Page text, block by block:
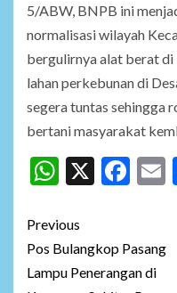
5/ABW, BNPB ini
normalisasi wilayah
bergulirnya alat berat di
lahan perkebunan di
segera tuntas sehingga
bertani masyarakat
X
Post
navigation
Previous
Pos Bulangkop Pasang
Lampu Penerangan di